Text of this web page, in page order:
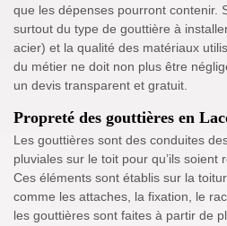
que les dépenses pourront contenir.
surtout du type de gouttière à
acier) et la qualité des matériaux
du métier ne doit non plus être
un devis transparent et gratuit.
Propreté des gouttières en
Les gouttières sont des conduites
pluviales sur le toit pour qu’ils soient
Ces éléments sont établis sur la
comme les attaches, la fixation, le
les gouttières sont faites à partir de